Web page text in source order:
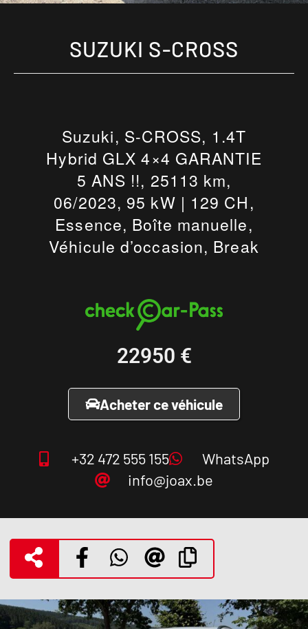
SUZUKI S-CROSS
Suzuki, S-CROSS, 1.4T
Hybrid GLX 4×4 GARANTIE
5 ANS !!, 25113 km,
06/2023, 95 kW | 129 CH,
Essence, Boîte manuelle,
Véhicule d’occasion, Break
22950 €
Acheter ce véhicule
+32 472 555 155
WhatsApp
info@joax.be